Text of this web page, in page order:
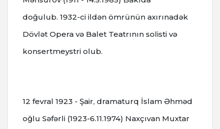
doğulub. 1932-ci ildən ömrünün axırınadək
Dövlət Opera və Balet Teatrının solisti və
konsertmeystri olub.
12 fevral 1923 - Şair, dramaturq İslam Əhməd
oğlu Səfərli (1923-6.11.1974) Naxçıvan Muxtar